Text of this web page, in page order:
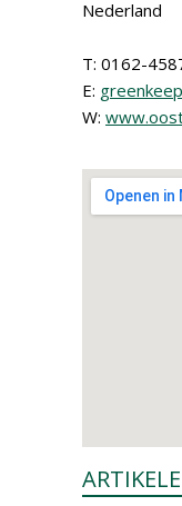
Nederland
T: 0162-
E:
W: